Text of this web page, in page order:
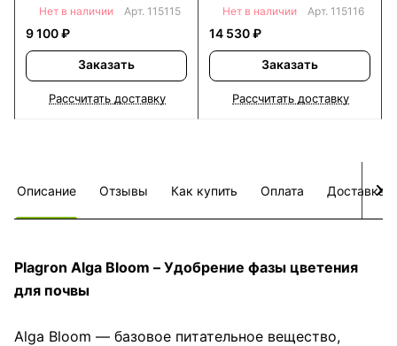
Нет в наличии Арт. 115115
9 100 ₽
Заказать
Рассчитать доставку
Нет в наличии Арт. 115116
14 530 ₽
Заказать
Рассчитать доставку
Описание Отзывы Как купить Оплата Доставка
Plagron Alga Bloom – Удобрение фазы цветения
для почвы
Alga Bloom — базовое питательное вещество,